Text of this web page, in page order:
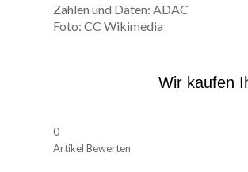
Zahlen und Daten: ADAC
Foto: CC Wikimedia
Wir kaufen
0
Artikel Bewerten